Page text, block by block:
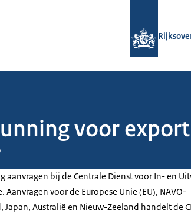
voor
aanvragen bij de Centrale Dienst voor In- en
Aanvragen voor de Europese Unie (EU), NAVO-
Australië en Nieuw-Zeeland handelt de